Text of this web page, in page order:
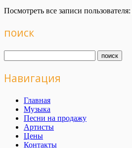
Посмотреть все записи пользователя:
поиск
Навигация
Главная
Музыка
Песни на продажу
Артисты
Цены
Контакты